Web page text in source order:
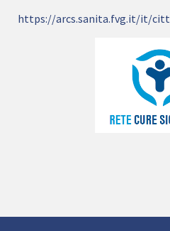
https://arcs.sanita.fvg.it/it/